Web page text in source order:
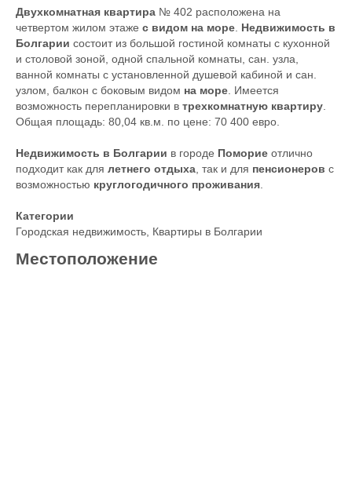
Двухкомнатная квартира № 402 расположена на
четвертом жилом этаже с видом на море. Недвижимость в
Болгарии состоит из большой гостиной комнаты с кухонной
и столовой зоной, одной спальной комнаты, сан. узла,
ванной комнаты с установленной душевой кабиной и сан.
узлом, балкон с боковым видом на море. Имеется
возможность перепланировки в трехкомнатную квартиру.
Общая площадь: 80,04 кв.м. по цене: 70 400 евро.
Недвижимость в Болгарии в городе Поморие отлично
подходит как для летнего отдыха, так и для пенсионеров с
возможностью круглогодичного проживания.
Категории
Городская недвижимость, Квартиры в Болгарии
Местоположение